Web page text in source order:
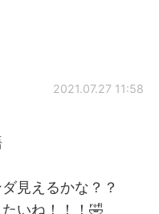
2021.07.27 11:58
見えるかな？？
いね！！！🤣